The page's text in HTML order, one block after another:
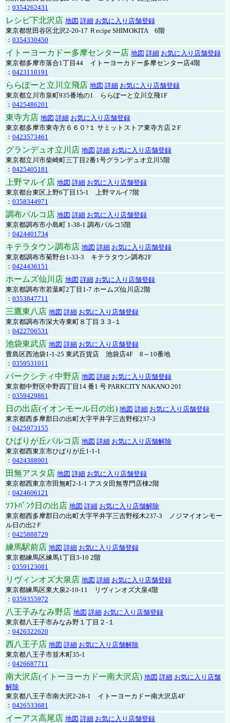
： 0354262431
レシピ下北沢店 地図 詳細 お気に入り店舗登録
東京都世田谷区北沢2-20-17 Ｒecipe SHIMOKITA 6階
： 0354330450
イトーヨーカドー多摩センター店 地図 詳細 お気に入り店舗登録
東京都多摩市落合1丁目44 イトーヨーカドー多摩センター店4階
： 0423110191
ららぽーと立川立飛店 地図 詳細 お気に入り店舗登録
東京都立川市泉町935番地の1 ららぽーと立川立飛1F
： 0425486201
東寺方店 地図 詳細 お気に入り店舗登録
東京都多摩市東寺方６６０?１ サミットストア東寺方店２F
： 0423573461
グランデュオ立川店 地図 詳細 お気に入り店舗登録
東京都立川市柴崎町三丁目2番1号グランデュオ立川5階
： 0425405181
上野マルイ店 地図 詳細 お気に入り店舗登録
東京都台東区上野6丁目15-1 上野マルイ7階
： 0358344971
調布パルコ店 地図 詳細 お気に入り店舗登録
東京都調布市小島町 1-38-1 調布パルコ5階
： 0424401734
キテラタウン調布店 地図 詳細 お気に入り店舗登録
東京都調布市菊野台1-33-3 キテラタウン調布2F
： 0424436151
ホームズ仙川店 地図 詳細 お気に入り店舗登録
東京都調布市若葉町2丁目1-7 ホームズ仙川店2階
： 0353847711
三鷹東八店 地図 詳細 お気に入り店舗登録
東京都調布市深大寺東町８丁目３３-１
： 0422706531
池袋東武店 地図 詳細 お気に入り店舗登録
豊島区西池袋1-1-25 東武百貨店 池袋店4F 8～10番地
： 0359531011
パークシティ中野店 地図 詳細 お気に入り店舗登録
東京都中野区中野四丁目14 番1 号 PARKCITY NAKANO 201
： 0359429861
日の出店(イオンモール日の出) 地図 詳細 お気に入り店舗登録
東京都西多摩郡日の出町大字平井字三吉野桜237-3
： 0425973155
ひばりが丘パルコ店 地図 詳細 お気に入り店舗解除
東京都西東京市ひばりが丘1-1-1
： 0424388901
田無アスタ店 地図 詳細 お気に入り店舗登録
東京都西東京市田無町2-1-1 アスタ田無専門店棟2階
： 0424606121
ｿﾌﾄﾊﾞﾝｸ日の出店 地図 詳細 お気に入り店舗解除
東京都西多摩郡日の出町大字平井字三吉野桜木237-3 ノジマイオンモー
ル日の出2Ｆ
： 0425888729
練馬駅前店 地図 詳細 お気に入り店舗登録
東京都練馬区練馬1丁目3-10 2階
： 0359123081
リヴィンオズ大泉店 地図 詳細 お気に入り店舗登録
東京都練馬区東大泉2-10-11 リヴィンオズ大泉4階
： 0359355972
八王子みなみ野店 地図 詳細 お気に入り店舗登録
東京都八王子市みなみ野１丁目２-１
： 0426322620
西八王子店 地図 詳細 お気に入り店舗解除
東京都八王子市並木町35-1
： 0426687711
南大沢店(イトーヨーカドー南大沢店) 地図 詳細 お気に入り店舗
解除
東京都八王子市南大沢2-28-1 イトーヨーカドー南大沢店4F
： 0426533681
イーアス高尾店 地図 詳細 お気に入り店舗登録